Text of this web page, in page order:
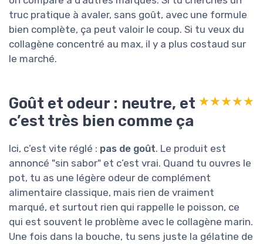
truc pratique à avaler, sans goût, avec une formule
bien complète, ça peut valoir le coup. Si tu veux du
collagène concentré au max, il y a plus costaud sur
le marché.
Goût et odeur : neutre, et
c’est très bien comme ça
★★★★★
★★★★★
Ici, c’est vite réglé : pas de goût. Le produit est
annoncé "sin sabor" et c’est vrai. Quand tu ouvres le
pot, tu as une légère odeur de complément
alimentaire classique, mais rien de vraiment
marqué, et surtout rien qui rappelle le poisson, ce
qui est souvent le problème avec le collagène marin.
Une fois dans la bouche, tu sens juste la gélatine de